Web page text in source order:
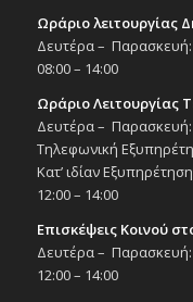
Ωράριο λειτουργίας
Δευτέρα – Παρασκευή:
08:00 – 14:00
Ωράριο Λειτουργίας
Δευτέρα – Παρασκευή:
Τηλεφωνική
Κατ’ ιδίαν
12:00 – 14:00
Επισκέψεις Κοινού
Δευτέρα – Παρασκευή:
12:00 – 14:00